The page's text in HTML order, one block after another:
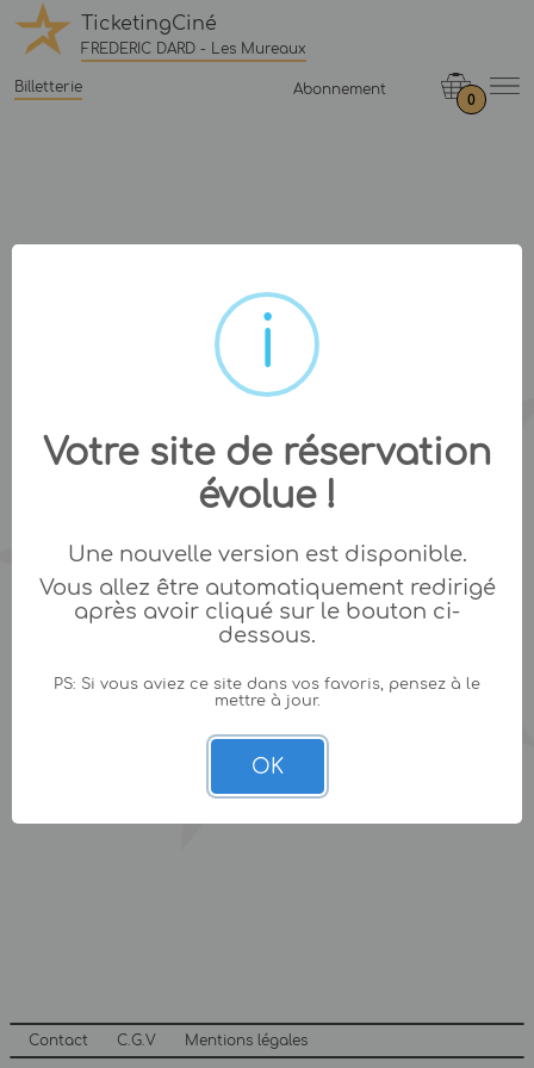
TicketingCiné
FREDERIC DARD - Les Mureaux
Billetterie Abonnement
0
Contact C.G.V Mentions légales
Votre site de réservation
évolue !
Une nouvelle version est disponible.
Vous allez être automatiquement redirigé
après avoir cliqué sur le bouton ci-
dessous.
PS: Si vous aviez ce site dans vos favoris, pensez à le
mettre à jour.
OK